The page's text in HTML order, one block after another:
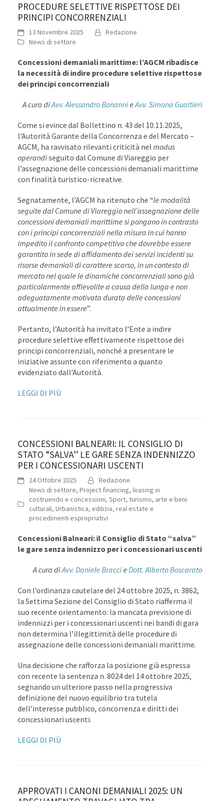
PROCEDURE SELETTIVE RISPETTOSE DEI
PRINCIPI CONCORRENZIALI
13 Novembre 2025
Redazione
News di settore
Concessioni demaniali marittime: l’AGCM ribadisce
la necessità di indire procedure selettive rispettose
dei principi concorrenziali
A cura diAvv. Alessandro BonannieAvv. Simona Gualtieri
Come si evince dal Bollettino n. 43 del 10.11.2025,
l’Autorità Garante della Concorrenza e del Mercato –
AGCM, ha ravvisato rilevanti criticità nel modus
operandiseguito dal Comune di Viareggio per
l’assegnazione delle concessioni demaniali marittime
con finalità turistico-ricreative.
Segnatamente, l’AGCM ha ritenuto che “le modalità
seguite dal Comune di Viareggio nell’assegnazione delle
concessioni demaniali marittime si pongano in contrasto
con i principi concorrenziali nella misura in cui hanno
impedito il confronto competitivo che dovrebbe essere
garantito in sede di affidamento dei servizi incidenti su
risorse demaniali di carattere scarso, in un contesto di
mercato nel quale le dinamiche concorrenziali sono già
particolarmente affievolite a causa della lunga e non
adeguatamente motivata durata delle concessioni
attualmente in essere”.
Pertanto, l’Autorità ha invitato l’Ente a indire
procedure selettive effettivamente rispettose dei
principi concorrenziali, nonché a presentare le
iniziative assunte con riferimento a quanto
evidenziato dall’Autorità.
LEGGI DI PIÙ
CONCESSIONI BALNEARI: IL CONSIGLIO DI
STATO “SALVA” LE GARE SENZA INDENNIZZO
PER I CONCESSIONARI USCENTI
24 Ottobre 2025
Redazione
News di settore, Project financing, leasing in
costruendo e concessioni, Sport, turismo, arte e beni
culturali, Urbanistica, edilizia, real estate e
procedimenti espropriativi
Concessioni Balneari: il Consiglio di Stato “salva”
le gare senza indennizzo per i concessionari uscenti
A cura diAvv. Daniele BraccieDott. Alberto Boscarato
Con l’ordinanza cautelare del 24 ottobre 2025, n. 3862,
la Settima Sezione del Consiglio di Stato riafferma il
suo recente orientamento: la mancata previsione di
indennizzi per i concessionari uscenti nei bandi di gara
non determina l’illegittimità delle procedure di
assegnazione delle concessioni demaniali marittime.
Una decisione che rafforza la posizione già espressa
con recente la sentenza n. 8024 del 14 ottobre 2025,
segnando un ulteriore passo nella progressiva
definizione del nuovo equilibrio tra tutela
dell’interesse pubblico, concorrenza e diritti dei
concessionari uscenti.
LEGGI DI PIÙ
APPROVATI I CANONI DEMANIALI 2025: UN